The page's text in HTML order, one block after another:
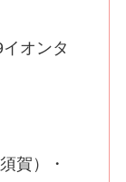
オンタ
賀）・